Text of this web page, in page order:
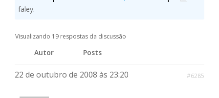
faley.
Visualizando 19 respostas da discussão
Autor Posts
22 de outubro de 2008 às 23:20 #6285